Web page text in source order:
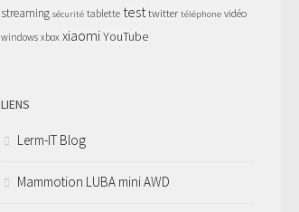
streaming sécurité tablette testtwitter téléphone vidéo
windows xbox xiaomiYouTube
LIENS
Lerm-IT Blog
Mammotion LUBA mini AWD